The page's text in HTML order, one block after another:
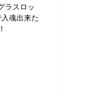
ラスロッ
魂出来た